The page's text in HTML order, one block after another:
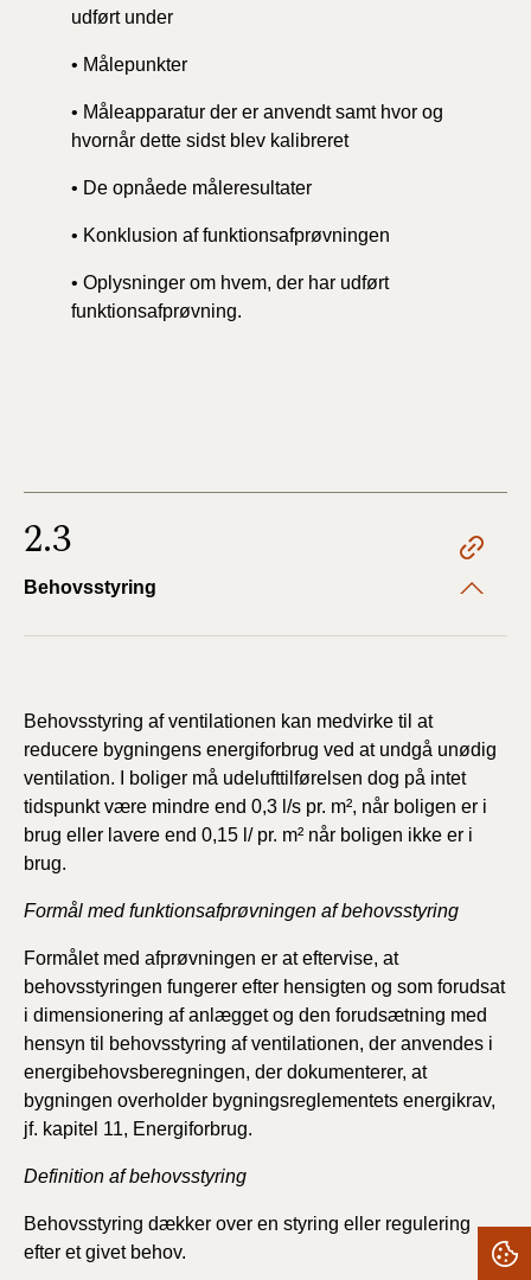
udført under
• Målepunkter
• Måleapparatur der er anvendt samt hvor og
hvornår dette sidst blev kalibreret
• De opnåede måleresultater
• Konklusion af funktionsafprøvningen
• Oplysninger om hvem, der har udført
funktionsafprøvning.
2.3
Behovsstyring
Behovsstyring af ventilationen kan medvirke til at
reducere bygningens energiforbrug ved at undgå unødig
ventilation. I boliger må udelufttilførelsen dog på intet
tidspunkt være mindre end 0,3 l/s pr. m², når boligen er i
brug eller lavere end 0,15 l/ pr. m² når boligen ikke er i
brug.
Formål med funktionsafprøvningen af behovsstyring
Formålet med afprøvningen er at eftervise, at
behovsstyringen fungerer efter hensigten og som forudsat
i dimensionering af anlægget og den forudsætning med
hensyn til behovsstyring af ventilationen, der anvendes i
energibehovsberegningen, der dokumenterer, at
bygningen overholder bygningsreglementets energikrav,
jf. kapitel 11, Energiforbrug.
Definition af behovsstyring
Behovsstyring dækker over en styring eller regulering
efter et givet behov.